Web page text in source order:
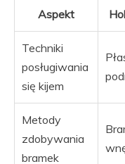
Aspekt
Techniki
posługiwania
się kijem
Metody
zdobywania
bramek